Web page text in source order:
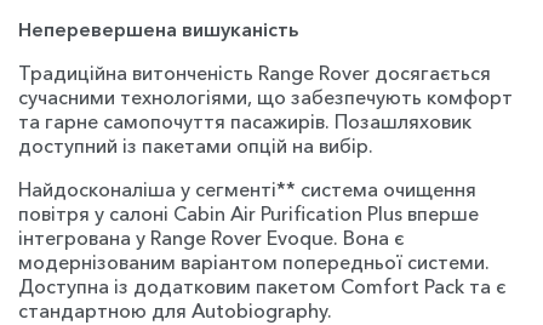
Неперевершена вишуканість
Традиційна витонченість Range Rover досягається
сучасними технологіями, що забезпечують комфорт
та гарне самопочуття пасажирів. Позашляховик
доступний із пакетами опцій на вибір.
Найдосконаліша у сегменті** система очищення
повітря у салоні Cabin Air Purification Plus вперше
інтегрована у Range Rover Evoque. Вона є
модернізованим варіантом попередньої системи.
Доступна із додатковим пакетом Comfort Pack та є
стандартною для Autobiography.